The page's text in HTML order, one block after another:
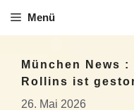
Inhalt
Menü
München News
Rollins ist
26. Mai 2026